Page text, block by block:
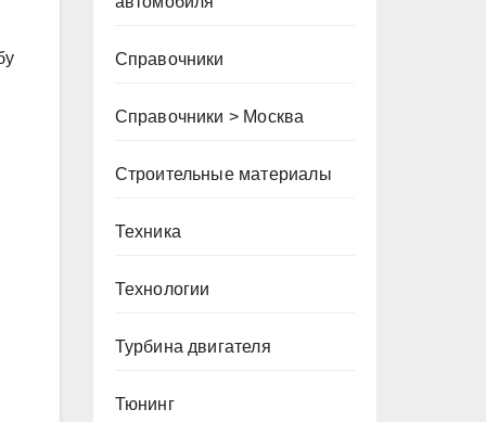
Справочники
Справочники > Москва
Строительные материалы
Техника
Технологии
Турбина двигателя
Тюнинг